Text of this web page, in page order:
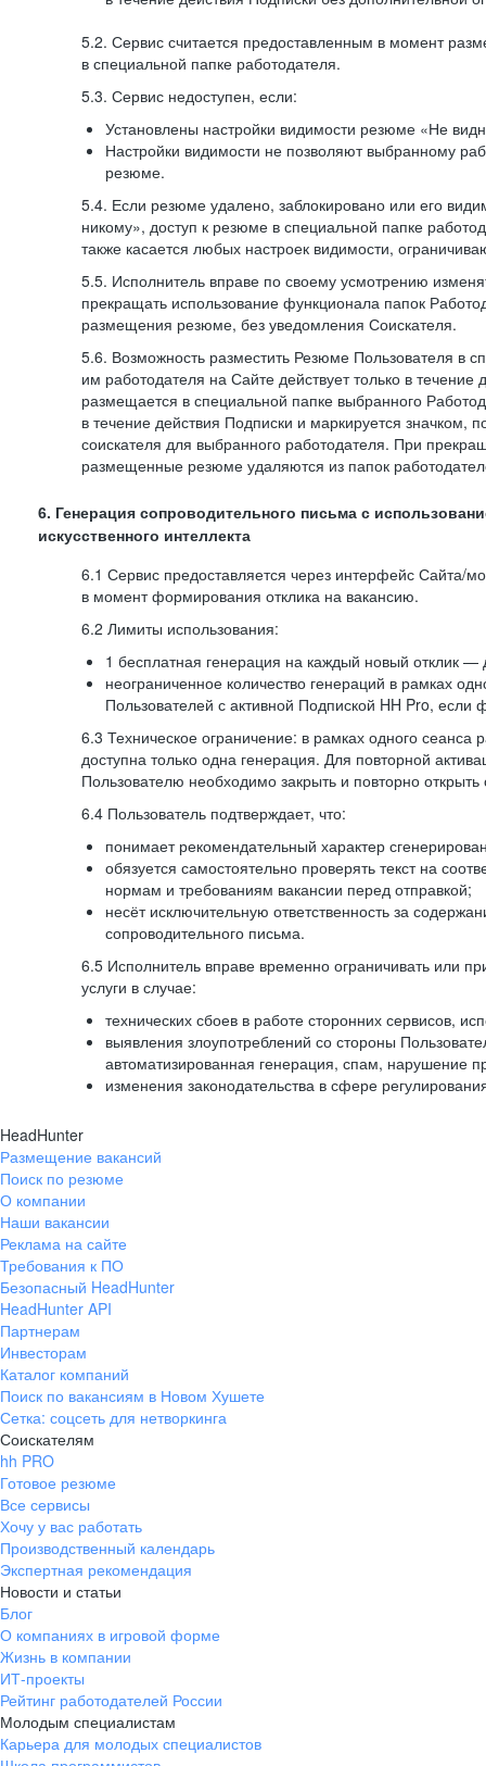
5.2. Сервис считается предоставленным в момент
в специальной папке работодателя.
5.3. Сервис недоступен, если:
Установлены настройки видимости резюме «Не
Настройки видимости не позволяют выбранному
резюме.
5.4. Если резюме удалено, заблокировано или его
никому», доступ к резюме в специальной папке
также касается любых настроек видимости,
5.5. Исполнитель вправе по своему усмотрению
прекращать использование функционала папок
размещения резюме, без уведомления Соискателя.
5.6. Возможность разместить Резюме Пользователя в
им работодателя на Сайте действует только в
размещается в специальной папке выбранного
в течение действия Подписки и маркируется
соискателя для выбранного работодателя. При
размещенные резюме удаляются из папок
6. Генерация сопроводительного письма с
искусственного интеллекта
6.1 Сервис предоставляется через интерфейс Сайта/
в момент формирования отклика на вакансию.
6.2 Лимиты использования:
1 бесплатная генерация на каждый новый отклик —
неограниченное количество генераций в рамках
Пользователей с активной Подпиской HH Pro,
6.3 Техническое ограничение: в рамках одного сеанса
доступна только одна генерация. Для повторной
Пользователю необходимо закрыть и повторно открыть
6.4 Пользователь подтверждает, что:
понимает рекомендательный характер
обязуется самостоятельно проверять текст на
нормам и требованиям вакансии перед отправкой;
несёт исключительную ответственность за
сопроводительного письма.
6.5 Исполнитель вправе временно ограничивать или
услуги в случае:
технических сбоев в работе сторонних сервисов,
выявления злоупотреблений со стороны
автоматизированная генерация, спам, нарушение
изменения законодательства в сфере
HeadHunter
Размещение вакансий
Поиск по резюме
О компании
Наши вакансии
Реклама на сайте
Требования к ПО
Безопасный HeadHunter
HeadHunter API
Партнерам
Инвесторам
Каталог компаний
Поиск по вакансиям в Новом Хушете
Сетка: соцсеть для нетворкинга
Соискателям
hh PRO
Готовое резюме
Все сервисы
Хочу у вас работать
Производственный календарь
Экспертная рекомендация
Новости и статьи
Блог
О компаниях в игровой форме
Жизнь в компании
ИТ-проекты
Рейтинг работодателей России
Молодым специалистам
Карьера для молодых специалистов